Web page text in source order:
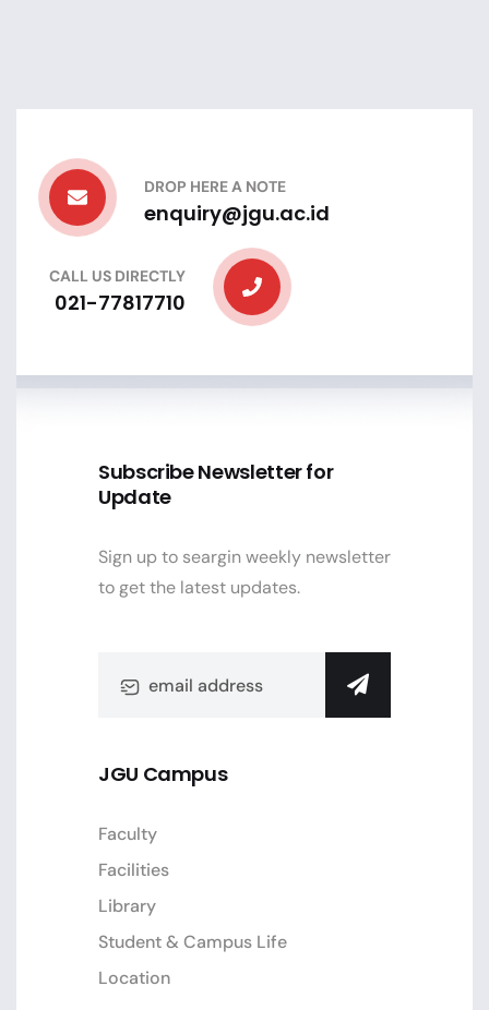
DROP HERE A NOTE
enquiry@jgu.ac.id
CALL US DIRECTLY
021-77817710
Subscribe Newsletter for
Update
Sign up to seargin weekly newsletter
to get the latest updates.
JGU Campus
Faculty
Facilities
Library
Student & Campus Life
Location